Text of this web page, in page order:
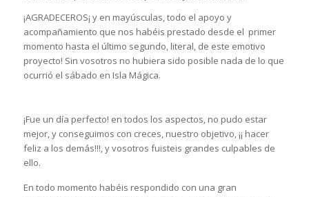
¡AGRADECEROS¡ y en mayúsculas, todo el apoyo y
acompañamiento que nos habéis prestado desde el primer
momento hasta el último segundo, literal, de este emotivo
proyecto! Sin vosotros no hubiera sido posible nada de lo que
ocurrió el sábado en Isla Mágica.
¡Fue un día perfecto! en todos los aspectos, no pudo estar
mejor, y conseguimos con creces, nuestro objetivo, ¡¡ hacer
feliz a los demás!!!, y vosotros fuisteis grandes culpables de
ello.
En todo momento habéis respondido con una gran